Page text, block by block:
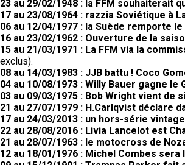
23 au 29/02/1948 : la FFM souhaiterait
17 au 23/08/1964 : razzia Soviétique à
06 au 12/04/1977 : la Suède remporte
16 au 23/02/1962 : Ouverture de la
15 au 21/03/1971 : La FFM via la
exclus).
08 au 14/03/1983 : JJB battu ! Coco
04 au 10/08/1973 : Willy Bauer gagne
03 au 09/03/1975 : Bob Wright vient
21 au 27/07/1979 : H.Carlqvist déclare
17 au 24/03/2013 : un hors-série
22 au 28/08/2016 : Livia Lancelot est
21 au 28/07/1963 : le motocross de
12 au 18/01/1976 : Michel Combes